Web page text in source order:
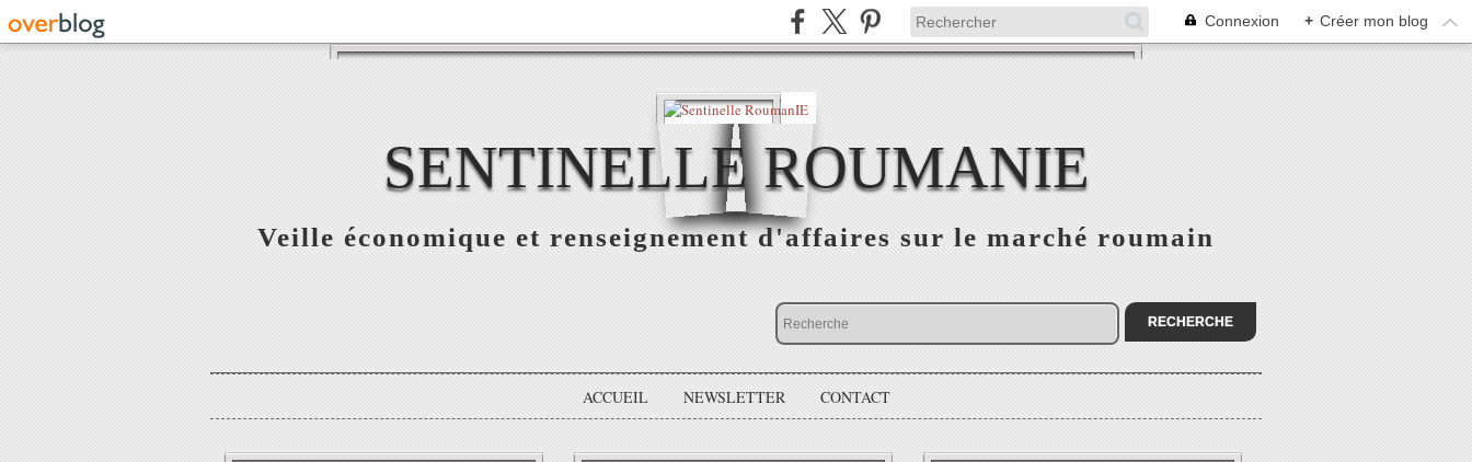
Connexion + Créer mon blog
SENTINELLE ROUMANIE
Veille économique et renseignement d'affaires sur le marché roumain
ACCUEIL NEWSLETTER CONTACT